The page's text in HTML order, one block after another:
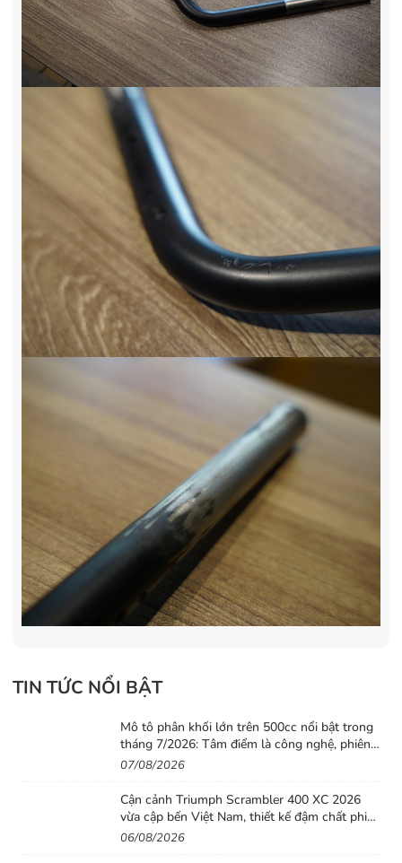
TIN TỨC NỔI BẬT
Mô tô phân khối lớn trên 500cc nổi bật trong
tháng 7/2026: Tâm điểm là công nghệ, phiên
bản giới hạn và những cấu hình “đỉnh”
07/08/2026
Cận cảnh Triumph Scrambler 400 XC 2026
vừa cập bến Việt Nam, thiết kế đậm chất phiêu
lưu cùng mức giá dễ tiếp cận
06/08/2026